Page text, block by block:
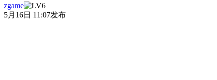
zgame
5月16日 11:07发布